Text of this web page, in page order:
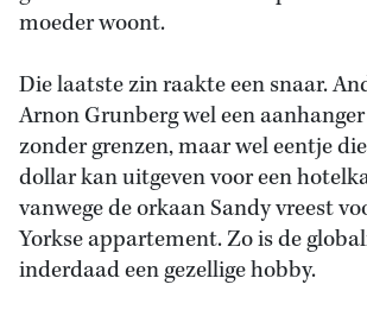
moeder woont.
Die laatste zin raakte een snaar.
Arnon Grunberg wel een
zonder grenzen, maar wel eentje
dollar kan uitgeven voor een
vanwege de orkaan Sandy vreest
Yorkse appartement. Zo is de
inderdaad een gezellige hobby.